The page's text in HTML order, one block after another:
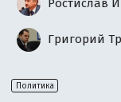
Григорий
Политика